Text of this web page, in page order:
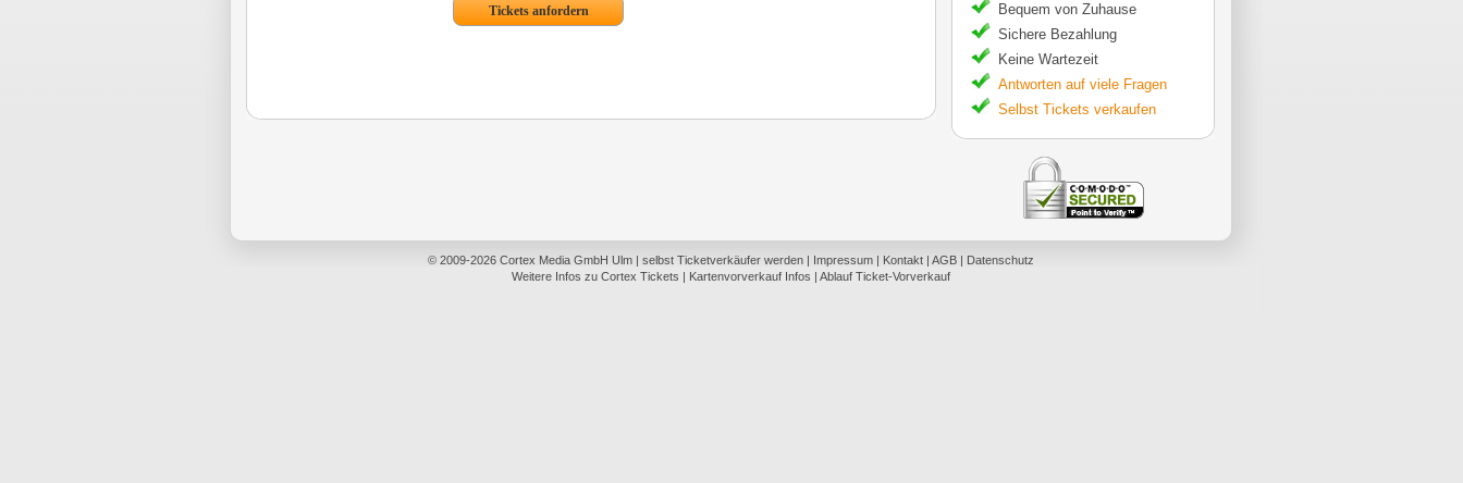
Bequem von Zuhause
Sichere Bezahlung
Keine Wartezeit
Antworten auf viele Fragen
Selbst Tickets verkaufen
© 2009-2026 Cortex Media GmbH Ulm | selbst Ticketverkäufer werden | Impressum | Kontakt | AGB | Datenschutz
Weitere Infos zu Cortex Tickets | Kartenvorverkauf Infos | Ablauf Ticket-Vorverkauf